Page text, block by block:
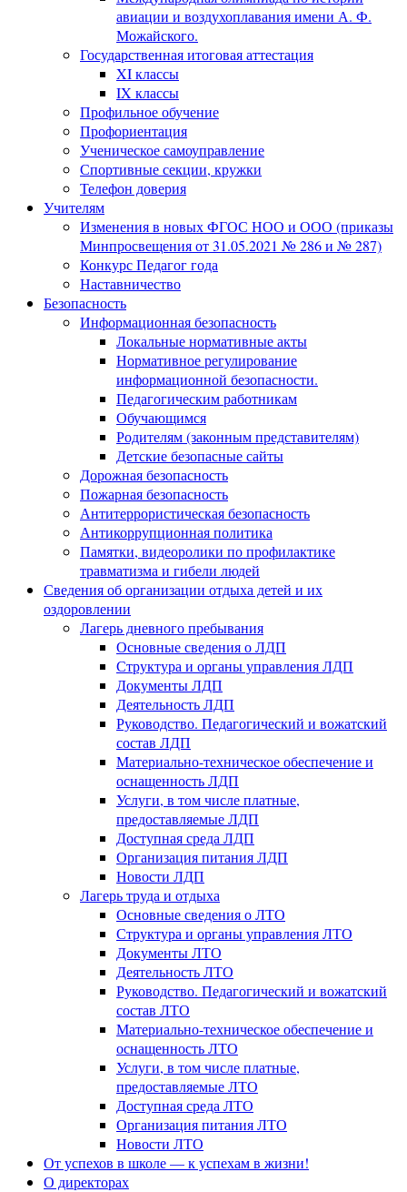
авиации и воздухоплавания имени А. Ф.
Можайского.
Государственная итоговая аттестация
XI классы
IX классы
Профильное обучение
Профориентация
Ученическое самоуправление
Спортивные секции, кружки
Телефон доверия
Учителям
Изменения в новых ФГОС НОО и ООО (приказы
Минпросвещения от 31.05.2021 № 286 и № 287)
Конкурс Педагог года
Наставничество
Безопасность
Информационная безопасность
Локальные нормативные акты
Нормативное регулирование
информационной безопасности.
Педагогическим работникам
Обучающимся
Родителям (законным представителям)
Детские безопасные сайты
Дорожная безопасность
Пожарная безопасность
Антитеррористическая безопасность
Антикоррупционная политика
Памятки, видеоролики по профилактике
травматизма и гибели людей
Сведения об организации отдыха детей и их
оздоровлении
Лагерь дневного пребывания
Основные сведения о ЛДП
Структура и органы управления ЛДП
Документы ЛДП
Деятельность ЛДП
Руководство. Педагогический и вожатский
состав ЛДП
Материально-техническое обеспечение и
оснащенность ЛДП
Услуги, в том числе платные,
предоставляемые ЛДП
Доступная среда ЛДП
Организация питания ЛДП
Новости ЛДП
Лагерь труда и отдыха
Основные сведения о ЛТО
Структура и органы управления ЛТО
Документы ЛТО
Деятельность ЛТО
Руководство. Педагогический и вожатский
состав ЛТО
Материально-техническое обеспечение и
оснащенность ЛТО
Услуги, в том числе платные,
предоставляемые ЛТО
Доступная среда ЛТО
Организация питания ЛТО
Новости ЛТО
От успехов в школе — к успехам в жизни!
О директорах